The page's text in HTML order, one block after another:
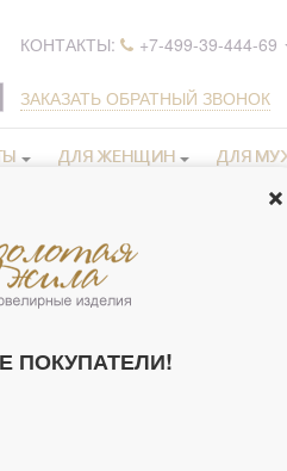
КОНТАКТЫ: +7-499-39-444-69
ЗАКАЗАТЬ ОБРАТНЫЙ ЗВОНОК
ДЛЯ ЖЕНЩИН ДЛЯ
ПОДВЕСКА
925 ПРОБЫ
ПОКУПАТЕЛИ!